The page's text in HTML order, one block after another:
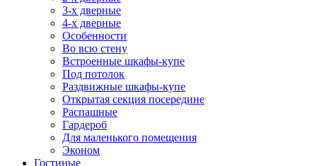
3-х дверные
4-х дверные
Особенности
Во всю стену
Встроенные шкафы-купе
Под потолок
Раздвижные шкафы-купе
Открытая секция посередине
Распашные
Гардероб
Для маленького помещения
Эконом
Гостиные